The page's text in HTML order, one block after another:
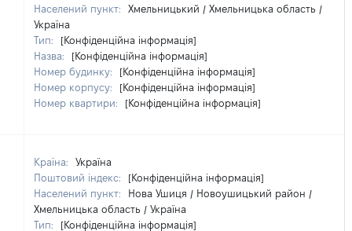
Населений пункт:
Хмельницький / Хмельницька область /
Україна
Тип:
[Конфіденційна інформація]
Назва:
[Конфіденційна інформація]
Номер будинку:
[Конфіденційна інформація]
Номер корпусу:
[Конфіденційна інформація]
Номер квартири:
[Конфіденційна інформація]
Країна:
Україна
Поштовий індекс:
[Конфіденційна інформація]
Населений пункт:
Нова Ушиця / Новоушицький район /
Хмельницька область / Україна
Тип:
[Конфіденційна інформація]